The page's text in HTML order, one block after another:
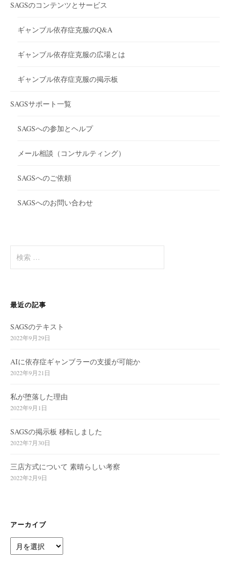
SAGSのコンテンツとサービス
ギャンブル依存症克服のQ&A
ギャンブル依存症克服の広場とは
ギャンブル依存症克服の掲示板
SAGSサポート一覧
SAGSへの参加とヘルプ
メール相談（コンサルティング）
SAGSへのご依頼
SAGSへのお問い合わせ
索
最近の記事
SAGSのテキスト
2022年9月29日
AIに依存症ギャンブラーの支援が可能か
2022年9月21日
私が堕落した理由
2022年9月1日
SAGSの掲示板 移転しました
2022年7月30日
三店方式について 素晴らしい考察
2022年2月9日
アーカイブ
ー